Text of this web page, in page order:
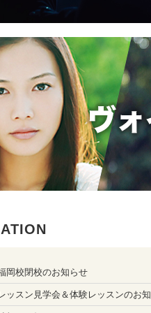
岡校閉校のお知らせ
ッスン見学会＆体験レッスンのお